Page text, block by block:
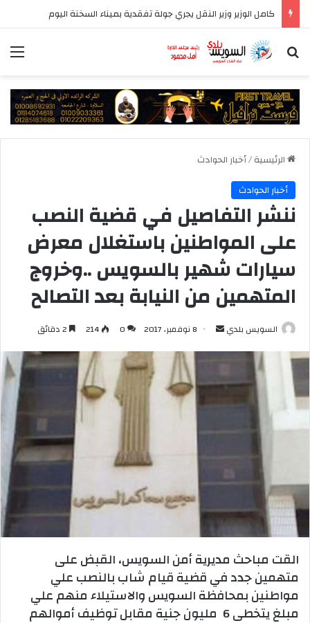
كامل الوزير وزير النقل يجري جولة تفقدية بميناء السخنة اليوم
بحث عن
الرئيسية/أخبار الحوادث
أخبار الحوادث
ننشر التفاصيل في قضية النصب
على المواطنين باستغلال معرض
سيارات شهير بالسويس ..وخروج
المتهمين من النيابة بعد التصالح
السويس بلدي
أرسل
إلكترونيا
8 نوفمبر، 2017 0
214
القت مباحث مديرية أمن السويس، القبض على
متهمين جدد في قضية قيام شاب بالنصب علي
مواطنين بمحافظة السويس والاستيلاء منهم علي
مبلغ يتخطى 6 مليون جنية مقابل توظيف أموالهم